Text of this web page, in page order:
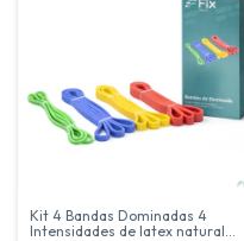
Kit 4 Bandas Dominadas 4
Intensidades de latex natural